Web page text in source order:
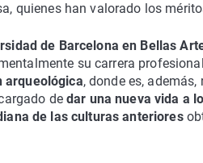
quienes han valorado los
de Barcelona en Bellas
su carrera
arqueológica, donde es,
de dar una nueva vida a
de las culturas anteriores